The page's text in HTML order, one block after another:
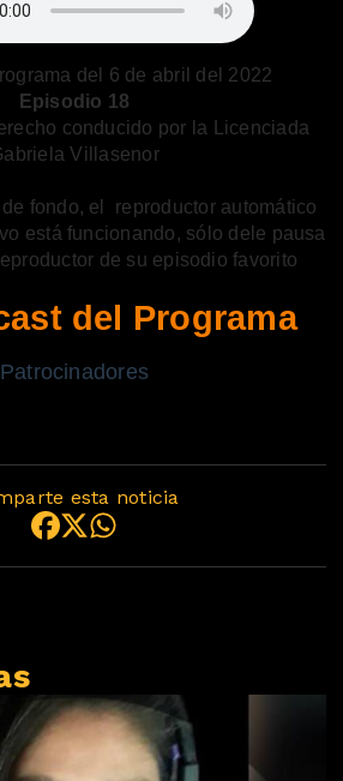
del 6 de abril del 2022
Episodio 18
conducido por la Licenciada
Villasenor
fondo, el reproductor automático
está funcionando, sólo dele pausa
de su episodio favorito
del Programa
Patrocinadores
esta noticia